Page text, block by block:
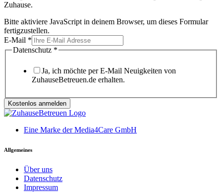
Zuhause.
Bitte aktiviere JavaScript in deinem Browser, um dieses Formular
fertigzustellen.
E-Mail *
Datenschutz *
Ja, ich möchte per E-Mail Neuigkeiten von
ZuhauseBetreuen.de erhalten.
Kostenlos anmelden
Eine Marke der Media4Care GmbH
Allgemeines
Über uns
Datenschutz
Impressum